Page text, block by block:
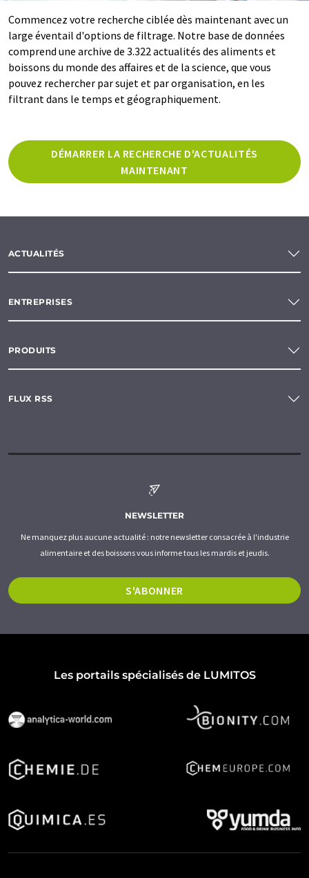
Commencez votre recherche ciblée dès maintenant avec un
large éventail d'options de filtrage. Notre base de données
comprend une archive de 3.322 actualités des aliments et
boissons du monde des affaires et de la science, que vous
pouvez rechercher par sujet et par organisation, en les
filtrant dans le temps et géographiquement.
DÉMARRER LA RECHERCHE D'ACTUALITÉS
MAINTENANT
ACTUALITÉS
ENTREPRISES
PRODUITS
FLUX RSS
NEWSLETTER
Ne manquez plus aucune actualité : notre newsletter consacrée à l'industrie
alimentaire et des boissons vous informe tous les mardis et jeudis.
S'ABONNER
Les portails spécialisés de LUMITOS